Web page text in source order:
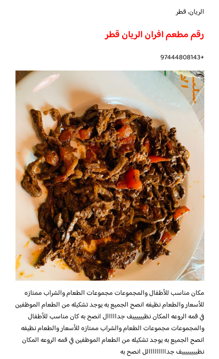
الريان، قطر
رقم مطعم افران الريان قطر
+97444808143
مكان مناسب للأطفال والمجموعات مجموعات الطعام والشراب ممتازه
للأسعار والطعام نظيفه انصح الجميع به يوجد تشكيله من الطعام الموظفين
في قمه الروعه المكان نظييييييف جدااااال انصح به كان مناسب للأطفال
والمجموعات مجموعات الطعام والشراب ممتازه للأسعار والطعام نظيفه
انصح الجميع به يوجد تشكيله من الطعام الموظفين في قمه الروعه المكان
نظييييييييف جدااااااااالل انصح به